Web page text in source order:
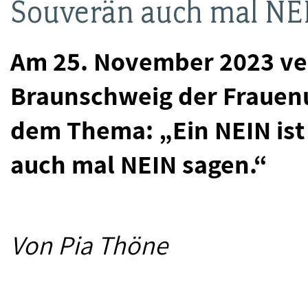
Souverän auch mal
Am 25. November 2023
Braunschweig der
dem Thema: „Ein NEIN
auch mal NEIN sagen.“
Von Pia Thöne